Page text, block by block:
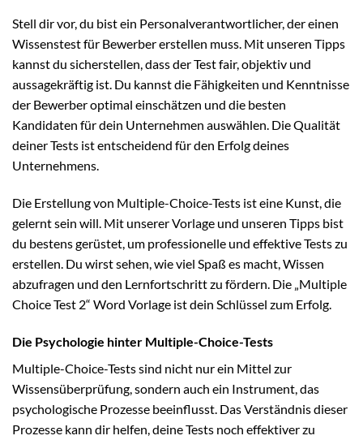
Stell dir vor, du bist ein Personalverantwortlicher, der einen
Wissenstest für Bewerber erstellen muss. Mit unseren Tipps
kannst du sicherstellen, dass der Test fair, objektiv und
aussagekräftig ist. Du kannst die Fähigkeiten und Kenntnisse
der Bewerber optimal einschätzen und die besten
Kandidaten für dein Unternehmen auswählen. Die Qualität
deiner Tests ist entscheidend für den Erfolg deines
Unternehmens.
Die Erstellung von Multiple-Choice-Tests ist eine Kunst, die
gelernt sein will. Mit unserer Vorlage und unseren Tipps bist
du bestens gerüstet, um professionelle und effektive Tests zu
erstellen. Du wirst sehen, wie viel Spaß es macht, Wissen
abzufragen und den Lernfortschritt zu fördern. Die „Multiple
Choice Test 2“ Word Vorlage ist dein Schlüssel zum Erfolg.
Die Psychologie hinter Multiple-Choice-Tests
Multiple-Choice-Tests sind nicht nur ein Mittel zur
Wissensüberprüfung, sondern auch ein Instrument, das
psychologische Prozesse beeinflusst. Das Verständnis dieser
Prozesse kann dir helfen, deine Tests noch effektiver zu